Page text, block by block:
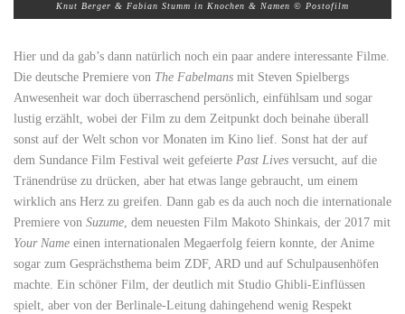
Knut Berger & Fabian Stumm in Knochen & Namen © Postofilm
Hier und da gab’s dann natürlich noch ein paar andere interessante Filme.
Die deutsche Premiere von The Fabelmans mit Steven Spielbergs
Anwesenheit war doch überraschend persönlich, einfühlsam und sogar
lustig erzählt, wobei der Film zu dem Zeitpunkt doch beinahe überall
sonst auf der Welt schon vor Monaten im Kino lief. Sonst hat der auf
dem Sundance Film Festival weit gefeierte Past Lives versucht, auf die
Tränendrüse zu drücken, aber hat etwas lange gebraucht, um einem
wirklich ans Herz zu greifen. Dann gab es da auch noch die internationale
Premiere von Suzume, dem neuesten Film Makoto Shinkais, der 2017 mit
Your Name einen internationalen Megaerfolg feiern konnte, der Anime
sogar zum Gesprächsthema beim ZDF, ARD und auf Schulpausenhöfen
machte. Ein schöner Film, der deutlich mit Studio Ghibli-Einflüssen
spielt, aber von der Berlinale-Leitung dahingehend wenig Respekt